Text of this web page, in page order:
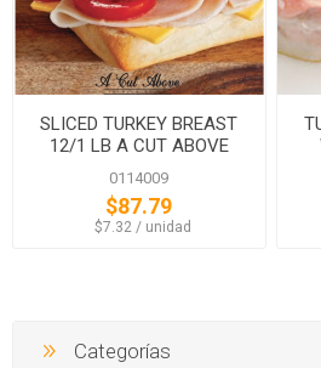
SLICED TURKEY BREAST
12/1 LB A CUT ABOVE
0114009
$87.79
‏‏‎ ‎‏‏‎ ‎$7.32 / unidad
Categorías